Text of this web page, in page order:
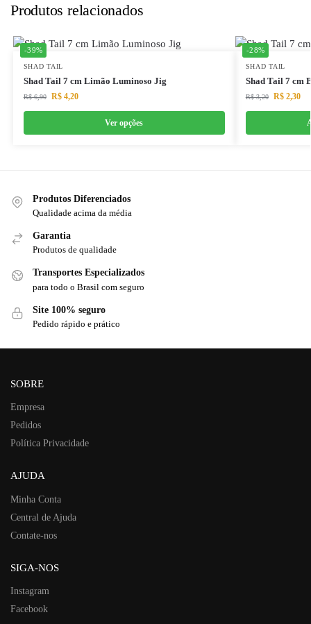
Produtos relacionados
-39%
SHAD TAIL
Shad Tail 7 cm Limão Luminoso Jig
R$6,90 R$4,20
Ver opções
-28%
SHAD TAIL
Shad Tail 7 cm
R$3,20 R$2,30
Produtos Diferenciados
Qualidade acima da média
Garantia
Produtos de qualidade
Transportes Especializados
para todo o Brasil com seguro
Site 100% seguro
Pedido rápido e prático
SOBRE
Empresa
Pedidos
Política Privacidade
AJUDA
Minha Conta
Central de Ajuda
Contate-nos
SIGA-NOS
Instagram
Facebook